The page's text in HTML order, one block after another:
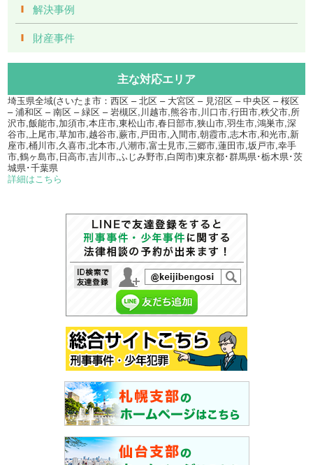
解決事例
財産事件
主な対応エリア
埼玉県全域(さいたま市：西区 – 北区 – 大宮区 – 見沼区 – 中央区 – 桜区
– 浦和区 – 南区 – 緑区 – 岩槻区,川越市,熊谷市,川口市,行田市,秩父市,所
沢市,飯能市,加須市,本庄市,東松山市,春日部市,狭山市,羽生市,鴻巣市,深
谷市,上尾市,草加市,越谷市,蕨市,戸田市,入間市,朝霞市,志木市,和光市,新
座市,桶川市,久喜市,北本市,八潮市,富士見市,三郷市,蓮田市,坂戸市,幸手
市,鶴ヶ島市,日高市,吉川市,ふじみ野市,白岡市)東京都･群馬県･栃木県･茨
城県･千葉県
詳細はこちら